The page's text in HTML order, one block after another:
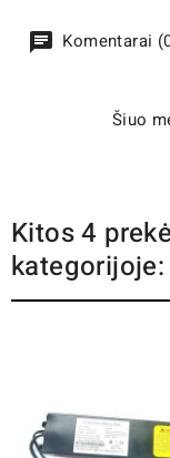
Komentarai
Šiuo
Kitos 4
kategorijoje: